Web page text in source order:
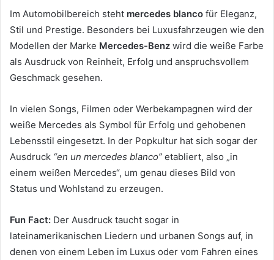
Im Automobilbereich steht mercedes blanco für Eleganz,
Stil und Prestige. Besonders bei Luxusfahrzeugen wie den
Modellen der Marke Mercedes-Benz wird die weiße Farbe
als Ausdruck von Reinheit, Erfolg und anspruchsvollem
Geschmack gesehen.
In vielen Songs, Filmen oder Werbekampagnen wird der
weiße Mercedes als Symbol für Erfolg und gehobenen
Lebensstil eingesetzt. In der Popkultur hat sich sogar der
Ausdruck “en un mercedes blanco” etabliert, also „in
einem weißen Mercedes“, um genau dieses Bild von
Status und Wohlstand zu erzeugen.
Fun Fact: Der Ausdruck taucht sogar in
lateinamerikanischen Liedern und urbanen Songs auf, in
denen von einem Leben im Luxus oder vom Fahren eines